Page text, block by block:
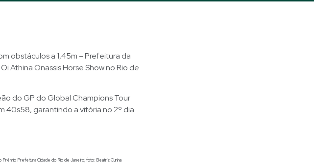
obstáculos a 1,45m – Prefeitura da
Athina Onassis Horse Show no Rio de
do GP do Global Champions Tour
40s58, garantindo a vitória no 2º dia
Prefeitura Cidade do Rio de Janeiro; foto: Beatriz Cunha